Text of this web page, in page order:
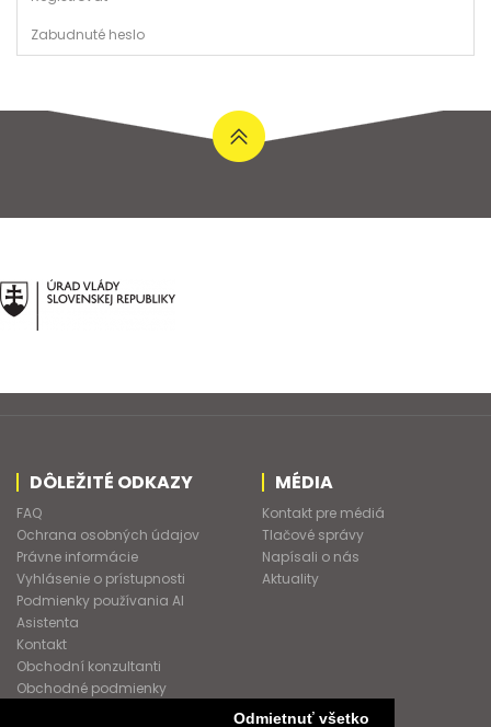
Odmietnuť všetko
Zabudnuté heslo
DÔLEŽITÉ ODKAZY
FAQ
Ochrana osobných údajov
Právne informácie
Vyhlásenie o prístupnosti
Podmienky používania AI
Asistenta
Kontakt
Obchodní konzultanti
Obchodné podmienky
MÉDIA
Kontakt pre médiá
Tlačové správy
Napísali o nás
Aktuality